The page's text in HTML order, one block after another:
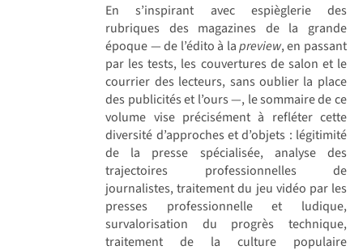
En s’inspirant avec espièglerie des
rubriques des magazines de la grande
époque — de l’édito à lapreview, en passant
par les tests, les couvertures de salon et le
courrier des lecteurs, sans oublier la place
des publicités et l’ours —, le sommaire de ce
volume vise précisément à refléter cette
diversité d’approches et d’objets : légitimité
de la presse spécialisée, analyse des
trajectoires professionnelles de
journalistes, traitement du jeu vidéo par les
presses professionnelle et ludique,
survalorisation du progrès technique,
traitement de la culture populaire